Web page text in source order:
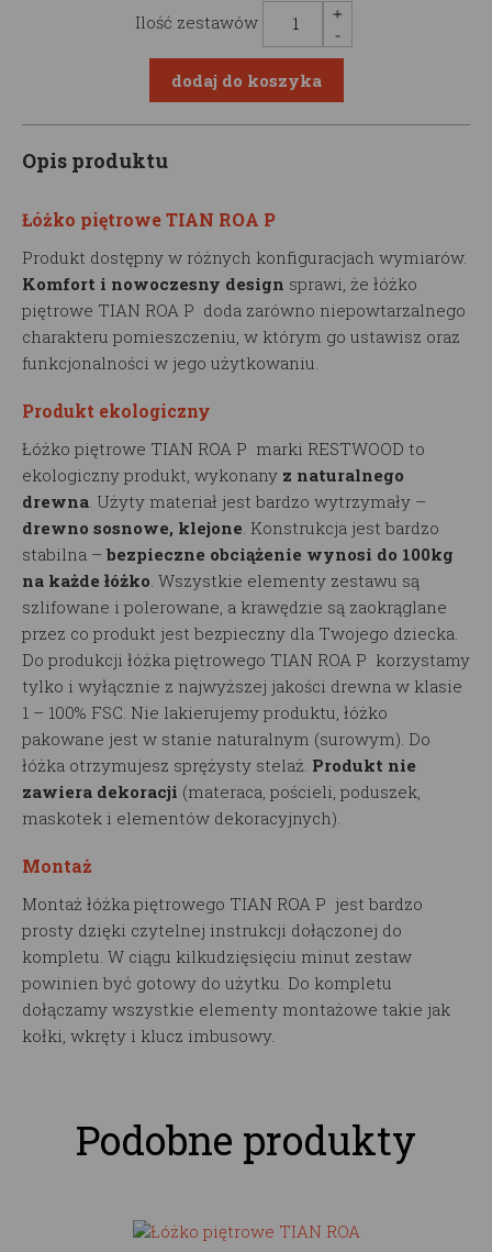
Ilość zestawów
Opis produktu
Łóżko piętrowe TIAN ROA P
Produkt dostępny w różnych konfiguracjach wymiarów.
Komfort i nowoczesny design sprawi, że łóżko
piętrowe TIAN ROA P doda zarówno niepowtarzalnego
charakteru pomieszczeniu, w którym go ustawisz oraz
funkcjonalności w jego użytkowaniu.
Produkt ekologiczny
Łóżko piętrowe TIAN ROA P marki RESTWOOD to
ekologiczny produkt, wykonany z naturalnego
drewna. Użyty materiał jest bardzo wytrzymały –
drewno sosnowe, klejone. Konstrukcja jest bardzo
stabilna – bezpieczne obciążenie wynosi do 100kg
na każde łóżko. Wszystkie elementy zestawu są
szlifowane i polerowane, a krawędzie są zaokrąglane
przez co produkt jest bezpieczny dla Twojego dziecka.
Do produkcji łóżka piętrowego TIAN ROA P korzystamy
tylko i wyłącznie z najwyższej jakości drewna w klasie
1 – 100% FSC. Nie lakierujemy produktu, łóżko
pakowane jest w stanie naturalnym (surowym). Do
łóżka otrzymujesz sprężysty stelaż. Produkt nie
zawiera dekoracji (materaca, pościeli, poduszek,
maskotek i elementów dekoracyjnych).
Montaż
Montaż łóżka piętrowego TIAN ROA P jest bardzo
prosty dzięki czytelnej instrukcji dołączonej do
kompletu. W ciągu kilkudzięsięciu minut zestaw
powinien być gotowy do użytku. Do kompletu
dołączamy wszystkie elementy montażowe takie jak
kołki, wkręty i klucz imbusowy.
Podobne produkty